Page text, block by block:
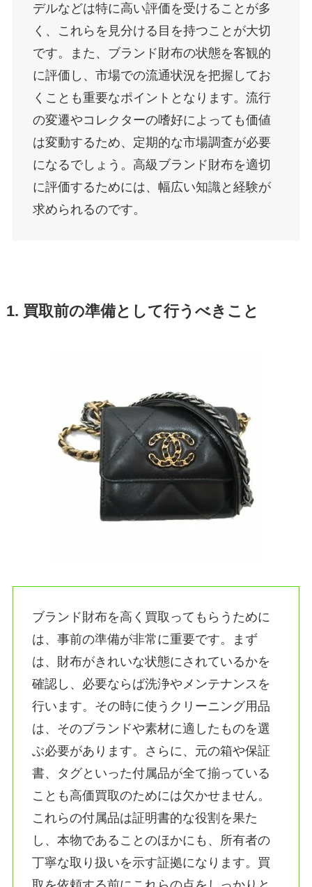
デルなどは特に高い評価を受けることが多
く、これらを見分ける目を持つことが大切
です。また、ブランド財布の状態を客観的
に評価し、市場での流通状況を把握してお
くことも重要なポイントとなります。流行
の変遷やコレクターの嗜好によっても価値
は変動するため、定期的な市場調査が必要
になるでしょう。高級ブランド財布を適切
に評価するためには、幅広い知識と経験が
求められるのです。
1. 買取前の準備として行うべきこと
ブランド財布を高く買取ってもらうために
は、事前の準備が非常に重要です。まず
は、財布がきれいな状態にされているかを
確認し、必要ならば洗浄やメンテナンスを
行います。その時に使うクリーニング用品
は、そのブランドや素材に適したものを選
ぶ必要があります。さらに、元の箱や保証
書、タグといった付属品が全て揃っている
ことも高価買取のためには欠かせません。
これらの付属品は証明書的な役割を果た
し、本物であることのほかにも、所有者の
丁寧な取り扱いを示す証拠になります。買